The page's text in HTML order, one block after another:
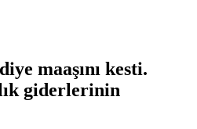
maaşını kesti.
giderlerinin